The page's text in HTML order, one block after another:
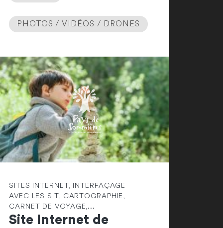
PHOTOS / VIDÉOS / DRONES
SITES INTERNET, INTERFAÇAGE
AVEC LES SIT, CARTOGRAPHIE,
CARNET DE VOYAGE,...
Site Internet de